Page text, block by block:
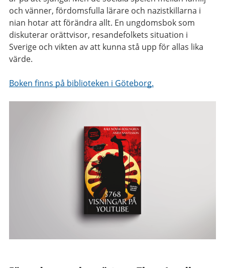
och vänner, fördomsfulla lärare och nazistkillarna i
nian hotar att förändra allt. En ungdomsbok som
diskuterar orättvisor, resandefolkets situation i
Sverige och vikten av att kunna stå upp för allas lika
värde.
Boken finns på biblioteken i Göteborg.